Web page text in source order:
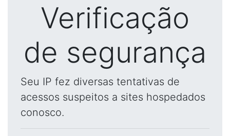
Verificação
de segurança
Seu IP fez diversas tentativas de
acessos suspeitos a sites hospedados
conosco.